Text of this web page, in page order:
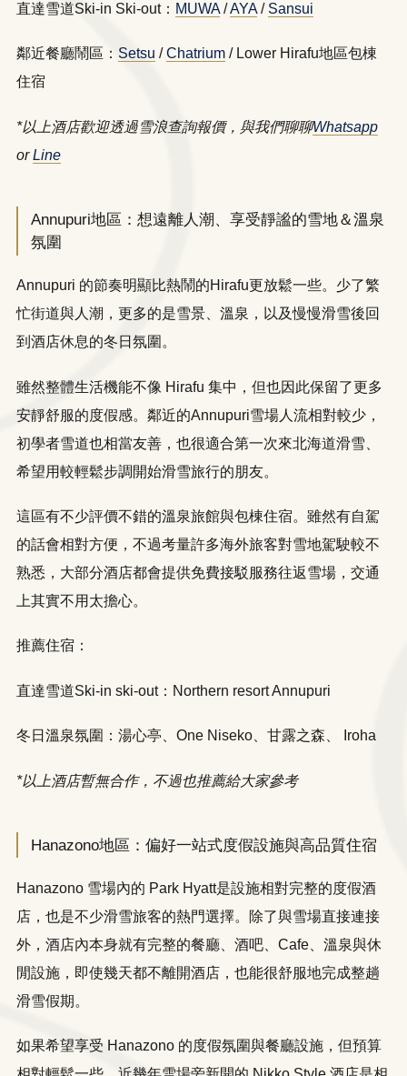
直達雪道Ski-in Ski-out： MUWA/AYA/ Sansui
鄰近餐廳鬧區： Setsu / Chatrium/ Lower Hirafu地區包棟
住宿
*以上酒店歡迎透過雪浪查詢報價，與我們聊聊Whatsapp
or Line
Annupuri地區：想遠離人潮、享受靜謐的雪地＆溫泉
氛圍
Annupuri 的節奏明顯比熱鬧的Hirafu更放鬆一些。少了繁
忙街道與人潮，更多的是雪景、溫泉，以及慢慢滑雪後回
到酒店休息的冬日氛圍。
雖然整體生活機能不像 Hirafu 集中，但也因此保留了更多
安靜舒服的度假感。鄰近的Annupuri雪場人流相對較少，
初學者雪道也相當友善，也很適合第一次來北海道滑雪、
希望用較輕鬆步調開始滑雪旅行的朋友。
這區有不少評價不錯的溫泉旅館與包棟住宿。雖然有自駕
的話會相對方便，不過考量許多海外旅客對雪地駕駛較不
熟悉，大部分酒店都會提供免費接駁服務往返雪場，交通
上其實不用太擔心。
推薦住宿：
直達雪道Ski-in ski-out：Northern resort Annupuri
冬日溫泉氛圍：湯心亭、One Niseko、甘露之森、 Iroha
*以上酒店暫無合作，不過也推薦給大家參考
Hanazono地區：偏好一站式度假設施與高品質住宿
Hanazono 雪場內的 Park Hyatt是設施相對完整的度假酒
店，也是不少滑雪旅客的熱門選擇。除了與雪場直接連接
外，酒店內本身就有完整的餐廳、酒吧、Cafe、溫泉與休
閒設施，即使幾天都不離開酒店，也能很舒服地完成整趟
滑雪假期。
如果希望享受 Hanazono 的度假氛圍與餐廳設施，但預算